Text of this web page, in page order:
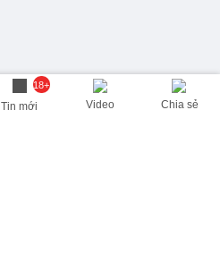
18+
Tin mới Video Chia sẻ